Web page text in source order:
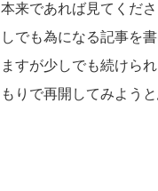
本来であれば見てくだ
しでも為になる記事を
ますが少しでも続けら
もりで再開してみようと